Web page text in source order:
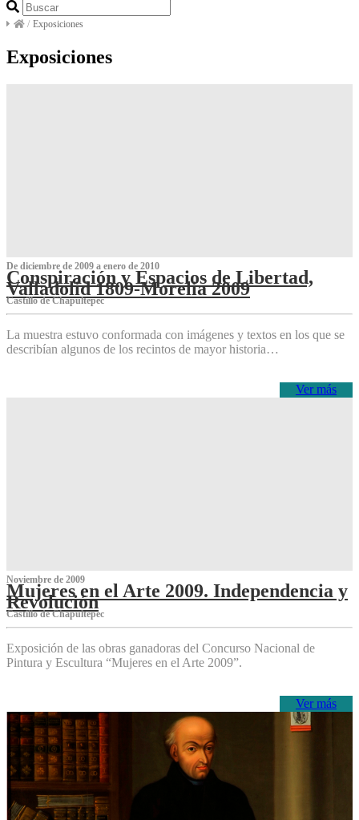
/ Exposiciones
Exposiciones
De diciembre de 2009 a enero de 2010
Conspiración y Espacios de Libertad,
Valladolid 1809-Morelia 2009
Castillo de Chapultepec
La muestra estuvo conformada con imágenes y textos en los que se
describían algunos de los recintos de mayor historia…
Ver más
Noviembre de 2009
Mujeres en el Arte 2009. Independencia y
Revolución
Castillo de Chapultepec
Exposición de las obras ganadoras del Concurso Nacional de
Pintura y Escultura “Mujeres en el Arte 2009”.
Ver más